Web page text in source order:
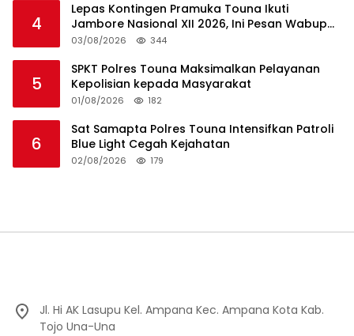
4
Lepas Kontingen Pramuka Touna Ikuti
Jambore Nasional XII 2026, Ini Pesan Wabup
Surya
03/08/2026 344
5
SPKT Polres Touna Maksimalkan Pelayanan
Kepolisian kepada Masyarakat
01/08/2026 182
6
Sat Samapta Polres Touna Intensifkan Patroli
Blue Light Cegah Kejahatan
02/08/2026 179
Jl. Hi AK Lasupu Kel. Ampana Kec. Ampana Kota Kab.
Tojo Una-Una